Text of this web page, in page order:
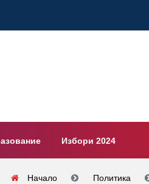
Избори 2024
Начало Политика